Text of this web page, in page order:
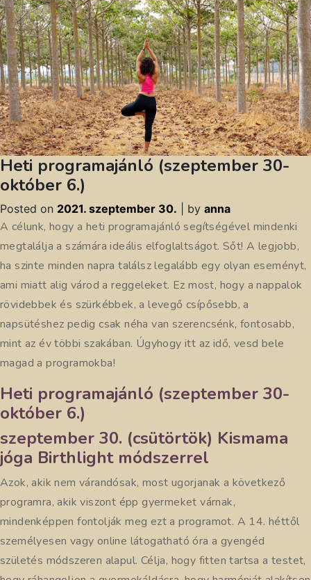
Heti programajánló (szeptember 30-
október 6.)
Posted on 2021. szeptember 30. by anna
A célunk, hogy a heti programajánló segítségével mindenki
megtalálja a számára ideális elfoglaltságot. Sőt! A legjobb,
ha szinte minden napra találsz legalább egy olyan eseményt,
ami miatt alig várod a reggeleket. Ez most, hogy a nappalok
rövidebbek és szürkébbek, a levegő csípősebb, a
napsütéshez pedig csak néha van szerencsénk, fontosabb,
mint az év többi szakában. Úgyhogy itt az idő, vesd bele
magad a programokba!
Heti programajánló (szeptember 30-
október 6.)
szeptember 30. (csütörtök) Kismama
jóga Birthlight módszerrel
Azok, akik nem várandósak, most ugorjanak a következő
programra, akik viszont épp gyermeket várnak,
mindenképpen fontolják meg ezt a programot. A 14. héttől
személyesen vagy online látogatható óra a gyengéd
születés módszeren alapul. Célja, hogy fitten tartsa a testet,